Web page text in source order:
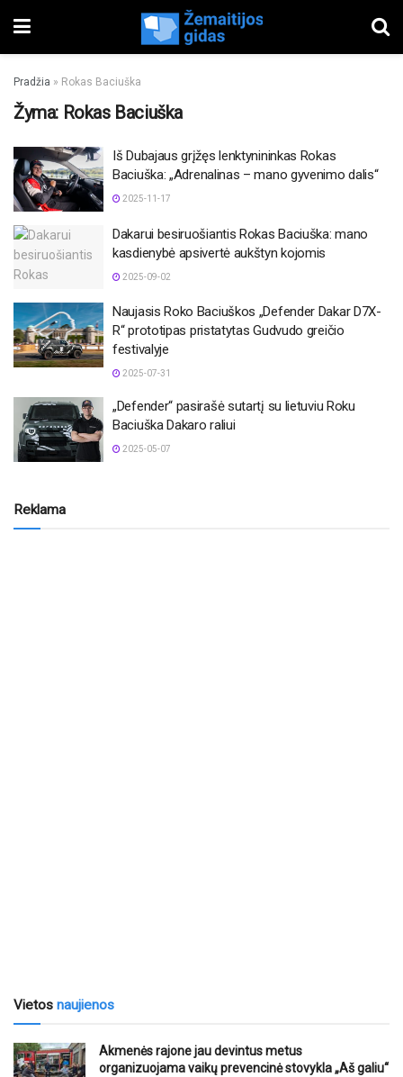
Pradžia » Rokas Baciuška
Žyma: Rokas Baciuška
Iš Dubajaus grįžęs lenktynininkas Rokas
Baciuška: „Adrenalinas – mano gyvenimo dalis“
2025-11-17
Dakarui besiruošiantis Rokas Baciuška: mano
kasdienybė apsivertė aukštyn kojomis
2025-09-02
Naujasis Roko Baciuškos „Defender Dakar D7X-
R“ prototipas pristatytas Gudvudo greičio
festivalyje
2025-07-31
„Defender“ pasirašė sutartį su lietuviu Roku
Baciuška Dakaro raliui
2025-05-07
Reklama
Vietos naujienos
Akmenės rajone jau devintus metus
organizuojama vaikų prevencinė stovykla „Aš galiu“